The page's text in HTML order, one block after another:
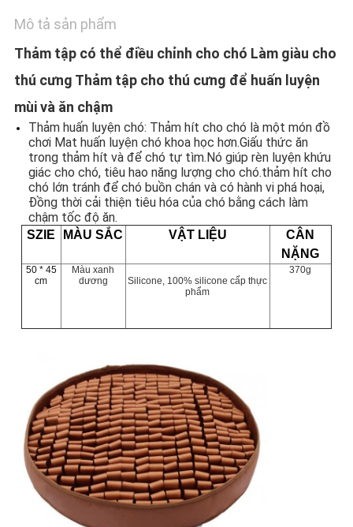
POLICY
Mô tả sản phẩm
Thảm tập có thể điều chỉnh cho chó Làm giàu cho
thú cưng Thảm tập cho thú cưng để huấn luyện
mùi và ăn chậm
Thảm huấn luyện chó: Thảm hít cho chó là một món đồ
chơi Mat huấn luyện chó khoa học hơn.Giấu thức ăn
trong thảm hít và để chó tự tìm.Nó giúp rèn luyện khứu
giác cho chó, tiêu hao năng lượng cho chó.thảm hít cho
chó lớn tránh để chó buồn chán và có hành vi phá hoại,
Đồng thời cải thiện tiêu hóa của chó bằng cách làm
chậm tốc độ ăn.
SZIE MÀU SẮC VẬT LIỆU
CÂN
NẶNG
50 * 45
cm
Màu xanh
dương
Silicone, 100% silicone cấp thực
phẩm
370g